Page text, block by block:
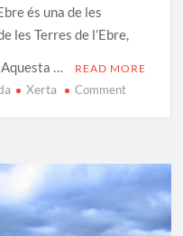
és una de les
les Terres de l’Ebre,
…
READ MORE
Xerta Commenton
Via
Baix